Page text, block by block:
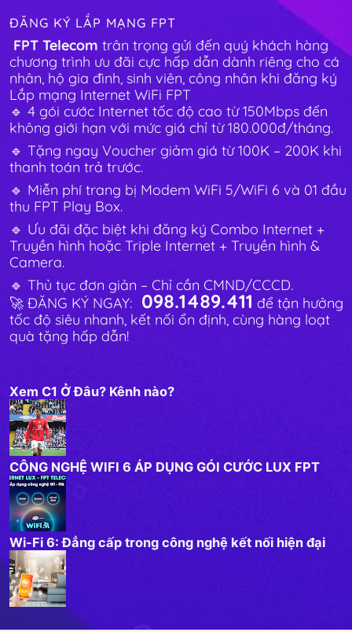
ĐĂNG KÝ LẮP MẠNG FPT
FPT Telecom trân trọng gửi đến quý khách hàng
chương trình ưu đãi cực hấp dẫn dành riêng cho cá
nhân, hộ gia đình, sinh viên, công nhân khi đăng ký
Lắp mạng Internet WiFi FPT
🔹 4 gói cước Internet tốc độ cao từ 150Mbps đến
không giới hạn với mức giá chỉ từ 180.000đ/tháng.
🔹 Tặng ngay Voucher giảm giá từ 100K – 200K khi
thanh toán trả trước.
🔹 Miễn phí trang bị Modem WiFi 5/WiFi 6 và 01 đầu
thu FPT Play Box.
🔹 Ưu đãi đặc biệt khi đăng ký Combo Internet +
Truyền hình hoặc Triple Internet + Truyền hình &
Camera.
🔹 Thủ tục đơn giản – Chỉ cần CMND/CCCD.
🚀 ĐĂNG KÝ NGAY: 098.1489.411 để tận hưởng
tốc độ siêu nhanh, kết nối ổn định, cùng hàng loạt
quà tặng hấp dẫn!
Xem C1 Ở Đâu? Kênh nào?
CÔNG NGHỆ WIFI 6 ÁP DỤNG GÓI CƯỚC LUX FPT
Wi-Fi 6: Đẳng cấp trong công nghệ kết nối hiện đại